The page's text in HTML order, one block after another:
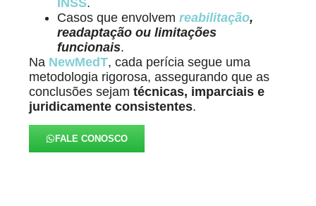
INSS.
Casos que envolvemreabilitação,
readaptação ou limitações
funcionais.
Na NewMedT, cada perícia segue uma
metodologia rigorosa, assegurando que as
conclusões sejamtécnicas, imparciais e
juridicamente consistentes.
FALE CONOSCO